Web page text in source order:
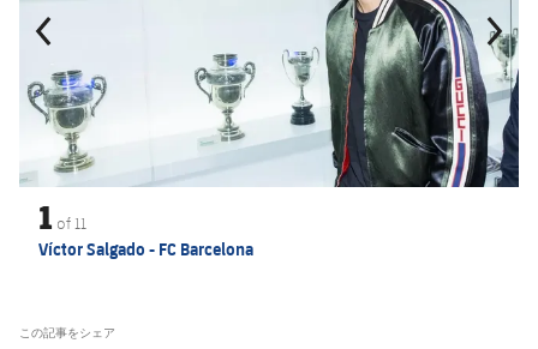
1 of 11
Víctor Salgado - FC Barcelona
この記事をシェア